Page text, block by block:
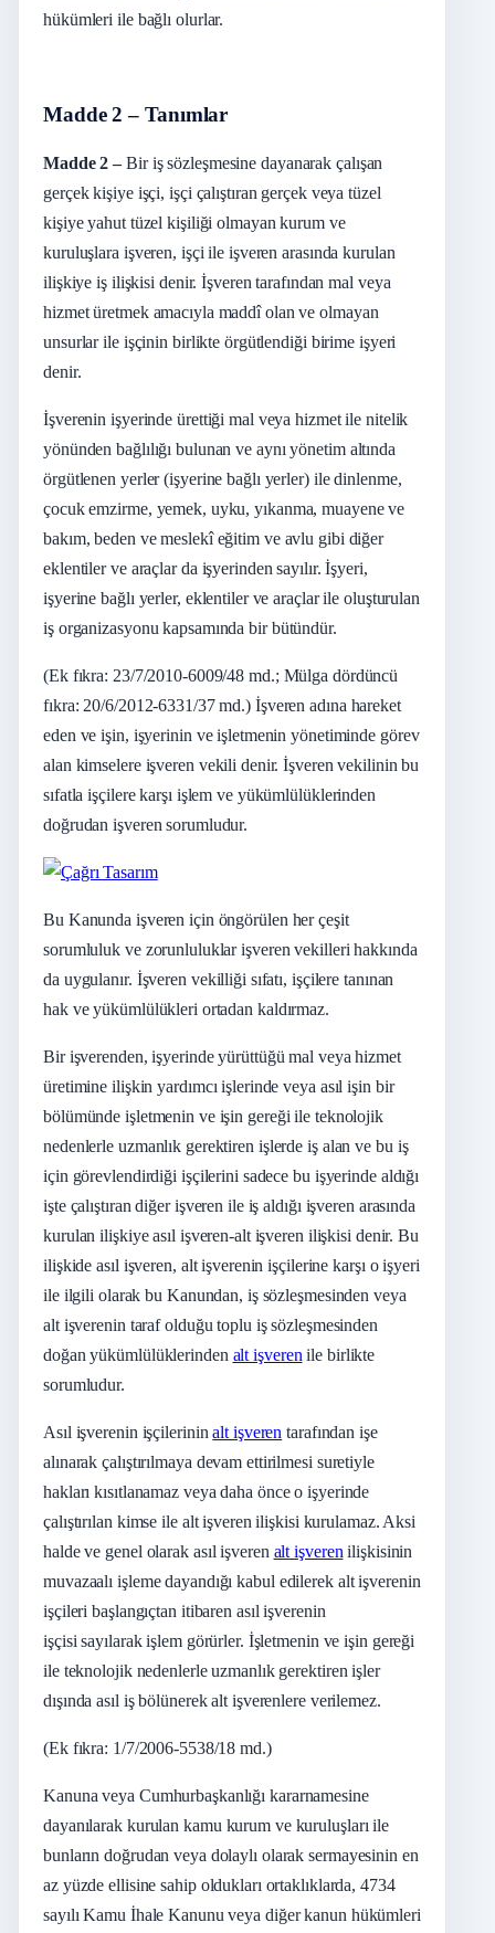
hükümleri ile bağlı olurlar.
Madde 2 – Tanımlar
Madde 2 –Bir iş sözleşmesine dayanarak çalışan
gerçek kişiye işçi, işçi çalıştıran gerçek veya tüzel
kişiye yahut tüzel kişiliği olmayan kurum ve
kuruluşlara işveren, işçi ile işveren arasında kurulan
ilişkiye iş ilişkisi denir. İşveren tarafından mal veya
hizmet üretmek amacıyla maddî olan ve olmayan
unsurlar ile işçinin birlikte örgütlendiği birime işyeri
denir.
İşverenin işyerinde ürettiği mal veya hizmet ile nitelik
yönünden bağlılığı bulunan ve aynı yönetim altında
örgütlenen yerler (işyerine bağlı yerler) ile dinlenme,
çocuk emzirme, yemek, uyku, yıkanma, muayene ve
bakım, beden ve meslekî eğitim ve avlu gibi diğer
eklentiler ve araçlar da işyerinden sayılır. İşyeri,
işyerine bağlı yerler, eklentiler ve araçlar ile oluşturulan
iş organizasyonu kapsamında bir bütündür.
(Ek fıkra: 23/7/2010-6009/48 md.; Mülga dördüncü
fıkra: 20/6/2012-6331/37 md.) İşveren adına hareket
eden ve işin, işyerinin ve işletmenin yönetiminde görev
alan kimselere işveren vekili denir. İşveren vekilinin bu
sıfatla işçilere karşı işlem ve yükümlülüklerinden
doğrudan işveren sorumludur.
Bu Kanunda işveren için öngörülen her çeşit
sorumluluk ve zorunluluklar işveren vekilleri hakkında
da uygulanır. İşveren vekilliği sıfatı, işçilere tanınan
hak ve yükümlülükleri ortadan kaldırmaz.
Bir işverenden, işyerinde yürüttüğü mal veya hizmet
üretimine ilişkin yardımcı işlerinde veya asıl işin bir
bölümünde işletmenin ve işin gereği ile teknolojik
nedenlerle uzmanlık gerektiren işlerde iş alan ve bu iş
için görevlendirdiği işçilerini sadece bu işyerinde aldığı
işte çalıştıran diğer işveren ile iş aldığı işveren arasında
kurulan ilişkiye asıl işveren-alt işveren ilişkisi denir. Bu
ilişkide asıl işveren, alt işverenin işçilerine karşı o işyeri
ile ilgili olarak bu Kanundan, iş sözleşmesinden veya
alt işverenin taraf olduğu toplu iş sözleşmesinden
doğan yükümlülüklerinden alt işveren ile birlikte
sorumludur.
Asıl işverenin işçilerininalt işveren tarafından işe
alınarak çalıştırılmaya devam ettirilmesi suretiyle
hakları kısıtlanamaz veya daha önce o işyerinde
çalıştırılan kimse ile alt işveren ilişkisi kurulamaz. Aksi
halde ve genel olarak asıl işveren alt işveren ilişkisinin
muvazaalı işleme dayandığı kabul edilerek alt işverenin
işçileri başlangıçtan itibaren asıl işverenin
işçisi sayılarak işlem görürler. İşletmenin ve işin gereği
ile teknolojik nedenlerle uzmanlık gerektiren işler
dışında asıl iş bölünerek alt işverenlere verilemez.
(Ek fıkra: 1/7/2006-5538/18 md.)
Kanuna veya Cumhurbaşkanlığı kararnamesine
dayanılarak kurulan kamu kurum ve kuruluşları ile
bunların doğrudan veya dolaylı olarak sermayesinin en
az yüzde ellisine sahip oldukları ortaklıklarda, 4734
sayılı Kamu İhale Kanunu veya diğer kanun hükümleri